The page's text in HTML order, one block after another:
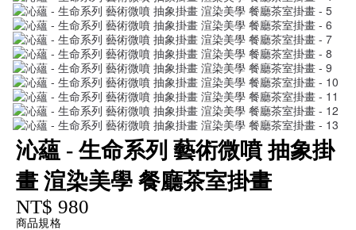
沁蘊 - 生命系列 藝術微噴 抽象掛
畫 渲染美學 餐廳茶室掛畫
NT$ 980
商品規格